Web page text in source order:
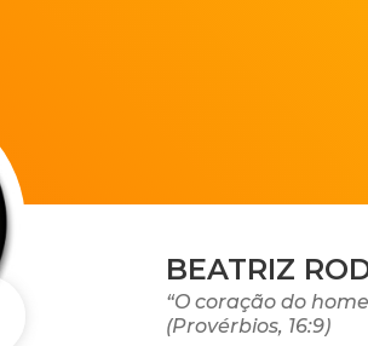
BEATRIZ
“O coração do
(Provérbios, 16:9)